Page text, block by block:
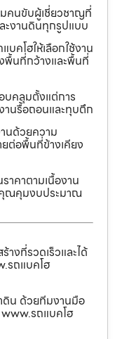
คนขับผู้เชี่ยวชาญที่
ะงานดินทุกรูปแบบ
บคโฮให้เลือกใช้งาน
พื้นที่กว้างและพื้นที่
บคลุมตั้งแต่การ
านรื้อถอนและทุบตึก
นด้วยความ
ยต่อพื้นที่ข้างเคียง
ราคาตามเนื้องาน
คุณคุมงบประมาณ
างที่รวดเร็วและได้
รถแบคโฮ
น ด้วยทีมงานมือ
รถแบคโฮ